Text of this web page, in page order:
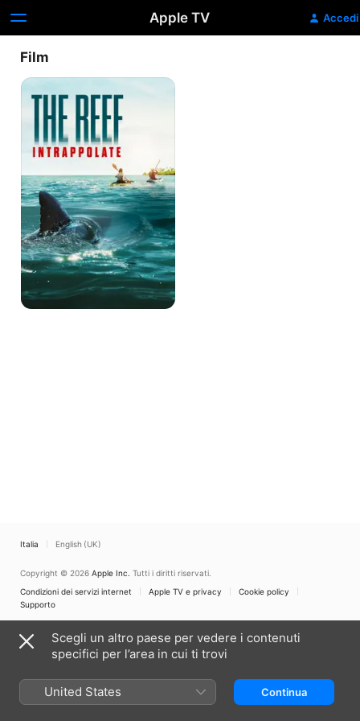
Apple TV Accedi
Film
The
reef
Intrappolate
Italia English (UK)
Copyright © 2026 Apple Inc. Tutti i diritti riservati.
Condizioni dei servizi internet
Apple TV e privacy
Cookie policy
Supporto
Scegli un altro paese per vedere i contenuti
specifici per l’area in cui ti trovi
United States Continua